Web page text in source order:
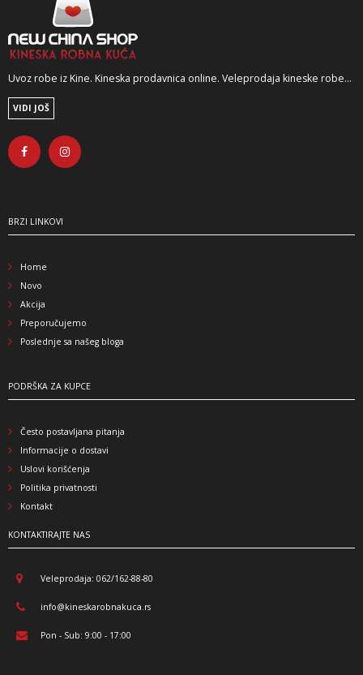
Uvoz robe iz Kine. Kineska prodavnica online. Veleprodaja kineske robe...
VIDI JOŠ
BRZI LINKOVI
Home
Novo
Akcija
Preporučujemo
Poslednje sa našeg bloga
PODRŠKA ZA KUPCE
Često postavljana pitanja
Informacije o dostavi
Uslovi korišćenja
Politika privatnosti
Kontakt
KONTAKTIRAJTE NAS
Veleprodaja: 062/162-88-80
info@kineskarobnakuca.rs
Pon - Sub: 9:00 - 17:00